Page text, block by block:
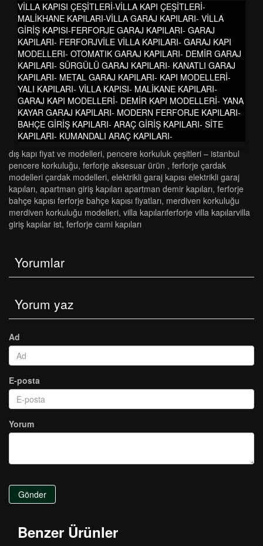
VİLLA KAPISI ÇEŞİTLERİ-VİLLA KAPI ÇEŞİTLERİ-
MALİKHANE KAPILARI-VİLLA GARAJ KAPILARI- VİLLA
GİRİŞ KAPISI-FERFORJE GARAJ KAPILARI- GARAJ
KAPILARI- FERFORJVİLE VİLLA KAPILARI- GARAJ KAPI
MODELLERI- OTOMATIK GARAJ KAPILARI- DEMİR GARAJ
KAPILARI- SÜRGÜLÜ GARAJ KAPILARI- KANATLI GARAJ
KAPILARI- METAL GARAJ KAPILARI- KAPI MODELLERİ-
YALI KAPILARI- VİLLA KAPISI- MALİKANE KAPILARI-
GARAJ KAPI MODELLERİ- DEMİR KAPI MODELLERİ- YANA
KAYAR GARAJ KAPILARI- MODERN FERFORJE KAPILARI-
BAHÇE GİRİŞ KAPILARI- ARAÇ GİRİŞ KAPILARI- SİTE
KAPILARI- KUMANDALI ARAÇ KAPILARI-
dış kapı fiyat ve modelleri, pencere korkuluk çeşi̇tleri̇ – i̇stanbul
pencere korkuluğu, ferforje aksesuar ürün , ferforje çardak
modelleri çardak modelleri, elektrikli garaj kapısı elektrikli garaj
kapıları, apartman gi̇ri̇ş kapilari apartman demi̇r kapilari, ferforje
bahçe kapisi ferforje bahçe kapisi fi̇yatlari, merdi̇ven korkuluğu
merdi̇ven korkuluğu modelleri̇, vi̇lla kapilariferforje vi̇lla kapilarvi̇lla
gi̇ri̇ş kapilar ist, ferforje cami kapıları
Yorumlar
Yorum yaz
Ad
E-posta
Yorum
Gönder
Benzer Ürünler